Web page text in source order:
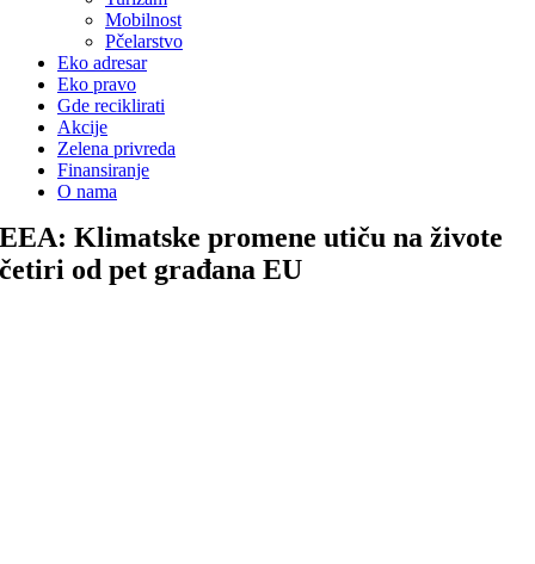
Mobilnost
Pčelarstvo
Eko adresar
Eko pravo
Gde reciklirati
Akcije
Zelena privreda
Finansiranje
O nama
EEA: Klimatske promene utiču na živote
četiri od pet građana EU